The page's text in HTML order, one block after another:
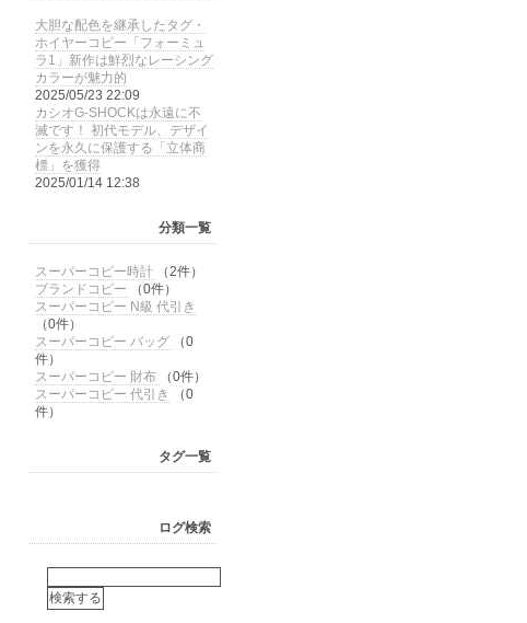
大胆な配色を継承したタグ・
ホイヤーコピー「フォーミュ
ラ1」新作は鮮烈なレーシング
カラーが魅力的
2025/05/23 22:09
カシオG-SHOCKは永遠に不
滅です！ 初代モデル、デザイ
ンを永久に保護する「立体商
標」を獲得
2025/01/14 12:38
分類一覧
スーパーコピー時計
（2件）
ブランドコピー
（0件）
スーパーコピー N級 代引き
（0件）
スーパーコピー バッグ
（0
件）
スーパーコピー 財布
（0件）
スーパーコピー 代引き
（0
件）
タグ一覧
ログ検索